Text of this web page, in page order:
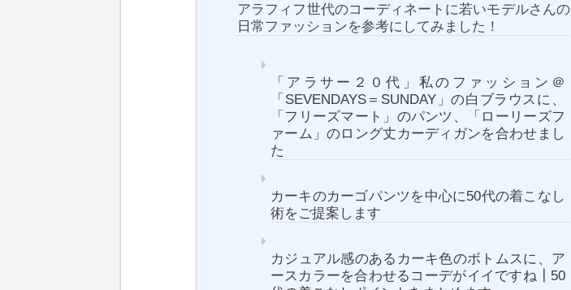
アラフィフ世代のコーディネートに若いモデルさんの
日常ファッションを参考にしてみました！
「アラサー２０代」私のファッション＠
「SEVENDAYS＝SUNDAY」の白ブラウスに、
「フリーズマート」のパンツ、「ローリーズフ
ァーム」のロング丈カーディガンを合わせまし
た
カーキのカーゴパンツを中心に50代の着こなし
術をご提案します
カジュアル感のあるカーキ色のボトムスに、ア
ースカラーを合わせるコーデがイイですね┃50